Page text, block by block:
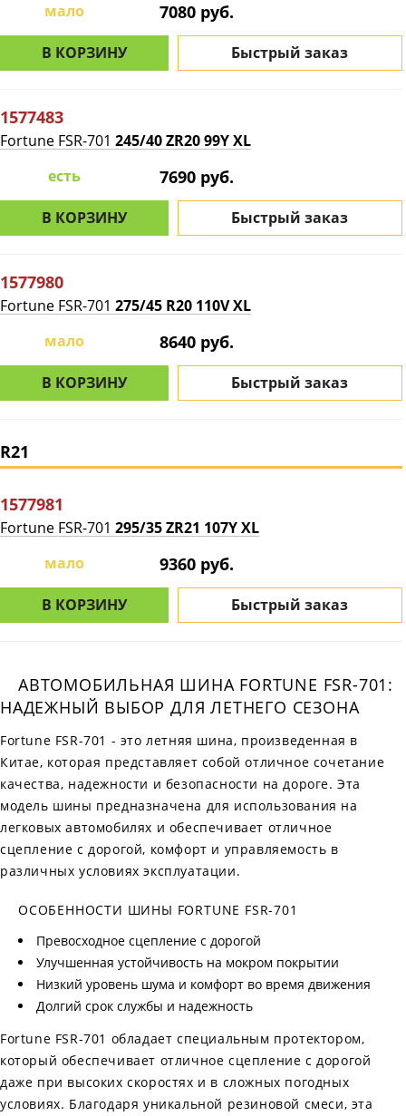
мало
7080 руб.
В КОРЗИНУ Быстрый заказ
1577483
Fortune FSR-701 245/40 ZR20 99Y XL
есть
7690 руб.
В КОРЗИНУ Быстрый заказ
1577980
Fortune FSR-701 275/45 R20 110V XL
мало
8640 руб.
В КОРЗИНУ Быстрый заказ
R21
1577981
Fortune FSR-701 295/35 ZR21 107Y XL
мало
9360 руб.
В КОРЗИНУ Быстрый заказ
АВТОМОБИЛЬНАЯ ШИНА FORTUNE FSR-701:
НАДЕЖНЫЙ ВЫБОР ДЛЯ ЛЕТНЕГО СЕЗОНА
Fortune FSR-701 - это летняя шина, произведенная в
Китае, которая представляет собой отличное сочетание
качества, надежности и безопасности на дороге. Эта
модель шины предназначена для использования на
легковых автомобилях и обеспечивает отличное
сцепление с дорогой, комфорт и управляемость в
различных условиях эксплуатации.
ОСОБЕННОСТИ ШИНЫ FORTUNE FSR-701
Превосходное сцепление с дорогой
Улучшенная устойчивость на мокром покрытии
Низкий уровень шума и комфорт во время движения
Долгий срок службы и надежность
Fortune FSR-701 обладает специальным протектором,
который обеспечивает отличное сцепление с дорогой
даже при высоких скоростях и в сложных погодных
условиях. Благодаря уникальной резиновой смеси, эта